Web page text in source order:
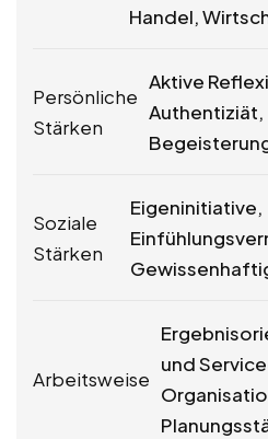
Handel,
Persönliche
Stärken
Aktive
Authentiziät,
Soziale
Stärken
Eigeninitiative,
Arbeitsweise
und